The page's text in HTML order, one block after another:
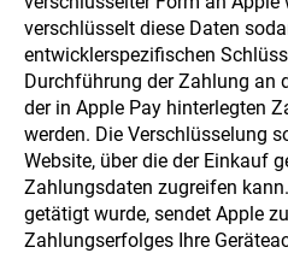
verschlüsselt diese Daten
entwicklerspezifischen
Durchführung der Zahlung an
der in Apple Pay hinterlegten
werden. Die Verschlüsselung
Website, über die der Einkauf
Zahlungsdaten zugreifen
getätigt wurde, sendet Apple
Zahlungserfolges Ihre